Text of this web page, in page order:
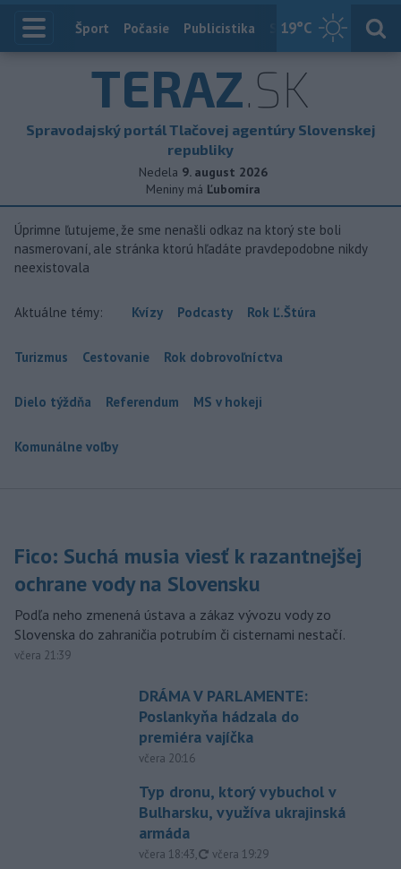
19°C
Index
Šport Počasie Publicistika Slovensko
TERAZ.SK
Spravodajský portál Tlačovej agentúry Slovenskej
republiky
Nedela 9. august 2026
Meniny má Ľubomíra
Úprimne ľutujeme, že sme nenašli odkaz na ktorý ste boli
nasmerovaní, ale stránka ktorú hľadáte pravdepodobne nikdy
neexistovala
Aktuálne témy: Kvízy Podcasty Rok Ľ.Štúra
Turizmus Cestovanie Rok dobrovoľníctva
Dielo týždňa Referendum MS v hokeji
Komunálne voľby
Fico: Suchá musia viesť k razantnejšej
ochrane vody na Slovensku
Podľa neho zmenená ústava a zákaz vývozu vody zo
Slovenska do zahraničia potrubím či cisternami nestačí.
včera 21:39
DRÁMA V PARLAMENTE:
Poslankyňa hádzala do
premiéra vajíčka
včera 20:16
Typ dronu, ktorý vybuchol v
Bulharsku, využíva ukrajinská
armáda
včera 18:43, aktualizované
včera 19:29